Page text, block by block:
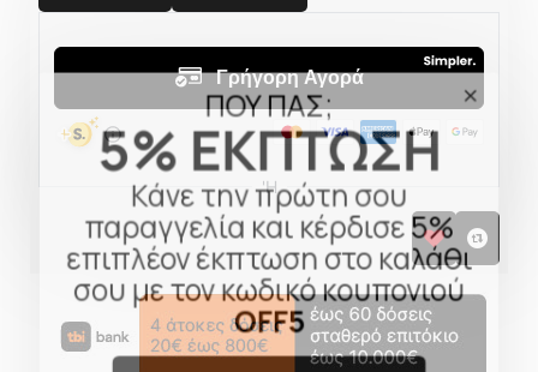
ΠΟΥ ΠΑΣ;
5% ΕΚΠΤΩΣΗ
Κάνε την πρώτη σου
παραγγελία και κέρδισε 5%
επιπλέον έκπτωση στο καλάθι
σου με τον κωδικό κουπονιού
OFF5